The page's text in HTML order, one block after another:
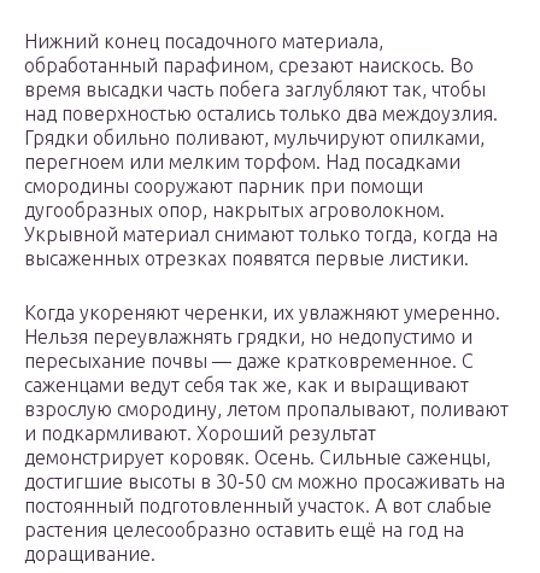
Нижний конец посадочного материала,
обработанный парафином, срезают наискось. Во
время высадки часть побега заглубляют так, чтобы
над поверхностью остались только два междоузлия.
Грядки обильно поливают, мульчируют опилками,
перегноем или мелким торфом. Над посадками
смородины сооружают парник при помощи
дугообразных опор, накрытых агроволокном.
Укрывной материал снимают только тогда, когда на
высаженных отрезках появятся первые листики.
Когда укореняют черенки, их увлажняют умеренно.
Нельзя переувлажнять грядки, но недопустимо и
пересыхание почвы — даже кратковременное. С
саженцами ведут себя так же, как и выращивают
взрослую смородину, летом пропалывают, поливают
и подкармливают. Хороший результат
демонстрирует коровяк. Осень. Сильные саженцы,
достигшие высоты в 30-50 см можно просаживать на
постоянный подготовленный участок. А вот слабые
растения целесообразно оставить ещё на год на
доращивание.